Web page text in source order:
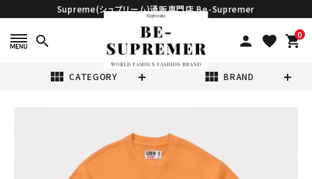
Supreme(シュプリーム)通販専門店 Be-Supremer
search person favorite 0
shopping_cart
view_module CATEGORY view_module BRAND